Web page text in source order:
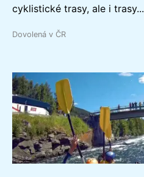
cyklistické trasy, ale i trasy...
Dovolená v ČR